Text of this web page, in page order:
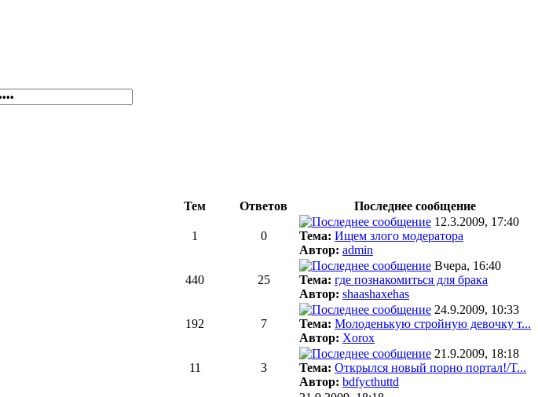
Тем Ответов
Последнее сообщение
1 0
12.3.2009, 17:40
Тема: Ищем злого модератора
Автор: admin
440 25
Вчера, 16:40
Тема: где познакомиться для брака
Автор: shaashaxehas
192 7
24.9.2009, 10:33
Тема: Молоденькую стройную девочку т...
Автор: Xorox
11 3
21.9.2009, 18:18
Тема: Открылся новый порно портал!/T...
Автор: bdfycthuttd